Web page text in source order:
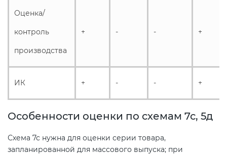
Оценка/
контроль
производства
+ - - +
ИК + - - +
Особенности оценки по схемам 7с, 5д
Схема 7с нужна для оценки серии товара,
запланированной для массового выпуска; при